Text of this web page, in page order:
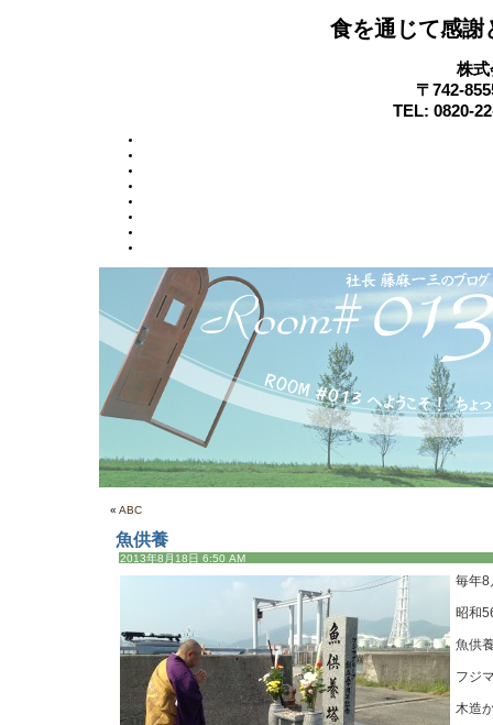
食を通じて感謝
株
〒742-
TEL: 0820-
« ABC
魚供養
2013年8月18日 6:50 AM
毎年8
昭和
魚供
フジ
木造